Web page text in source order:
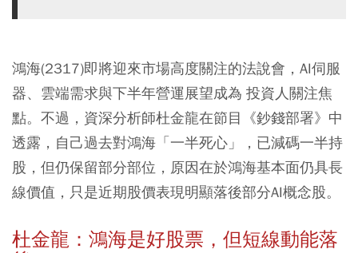
鴻海(2317)即將迎來市場高度關注的法說會，AI伺服
器、雲端需求與下半年營運展望成為 投資人關注焦
點。不過，資深分析師杜金龍在節目《鈔錢部署》中
透露，自己過去對鴻海「一半死心」，已減碼一半持
股，但仍保留部分部位，原因在於鴻海基本面仍具長
線價值，只是近期股價表現明顯落後部分AI概念股。
杜金龍：鴻海是好股票，但短線動能落